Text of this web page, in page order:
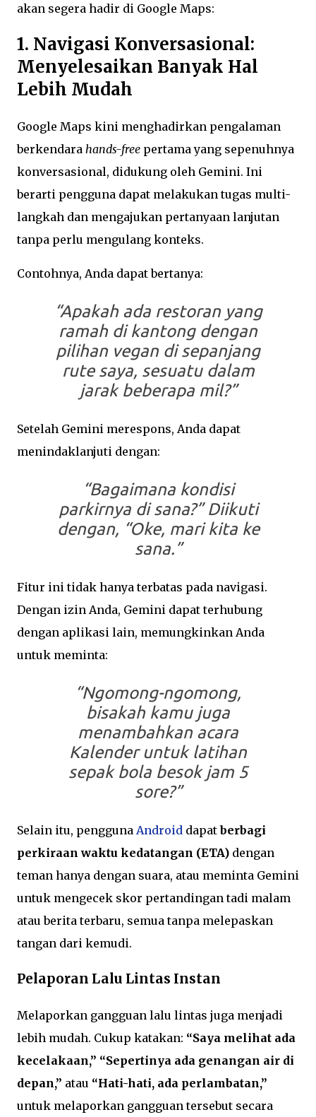
akan segera hadir di Google Maps:
1. Navigasi Konversasional:
Menyelesaikan Banyak Hal
Lebih Mudah
Google Maps kini menghadirkan pengalaman
berkendara hands-free pertama yang sepenuhnya
konversasional, didukung oleh Gemini. Ini
berarti pengguna dapat melakukan tugas multi-
langkah dan mengajukan pertanyaan lanjutan
tanpa perlu mengulang konteks.
Contohnya, Anda dapat bertanya:
“Apakah ada restoran yang
ramah di kantong dengan
pilihan vegan di sepanjang
rute saya, sesuatu dalam
jarak beberapa mil?”
Setelah Gemini merespons, Anda dapat
menindaklanjuti dengan:
“Bagaimana kondisi
parkirnya di sana?”Diikuti
dengan, “Oke, mari kita ke
sana.”
Fitur ini tidak hanya terbatas pada navigasi.
Dengan izin Anda, Gemini dapat terhubung
dengan aplikasi lain, memungkinkan Anda
untuk meminta:
“Ngomong-ngomong,
bisakah kamu juga
menambahkan acara
Kalender untuk latihan
sepak bola besok jam 5
sore?”
Selain itu, pengguna Android dapatberbagi
perkiraan waktu kedatangan (ETA) dengan
teman hanya dengan suara, atau meminta Gemini
untuk mengecek skor pertandingan tadi malam
atau berita terbaru, semua tanpa melepaskan
tangan dari kemudi.
Pelaporan Lalu Lintas Instan
Melaporkan gangguan lalu lintas juga menjadi
lebih mudah. Cukup katakan: “Saya melihat ada
kecelakaan,” “Sepertinya ada genangan air di
depan,” atau “Hati-hati, ada perlambatan,”
untuk melaporkan gangguan tersebut secara